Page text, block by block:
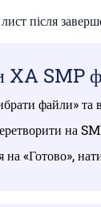
після
XA SMP
файли» та
на
на «Готово»,